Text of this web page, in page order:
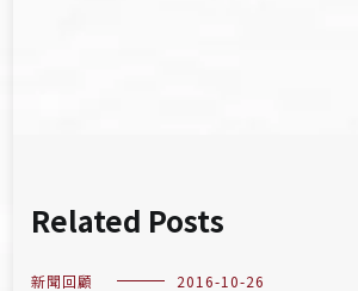
Related Posts
新聞回顧 2016-10-26